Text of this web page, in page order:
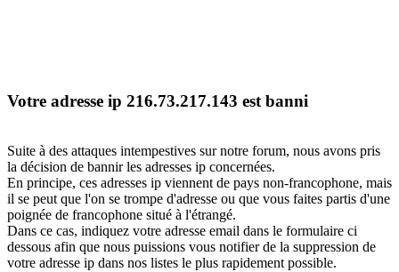
Votre adresse ip 216.73.217.143 est banni
Suite à des attaques intempestives sur notre forum, nous avons pris
la décision de bannir les adresses ip concernées.
En principe, ces adresses ip viennent de pays non-francophone, mais
il se peut que l'on se trompe d'adresse ou que vous faites partis d'une
poignée de francophone situé à l'étrangé.
Dans ce cas, indiquez votre adresse email dans le formulaire ci
dessous afin que nous puissions vous notifier de la suppression de
votre adresse ip dans nos listes le plus rapidement possible.